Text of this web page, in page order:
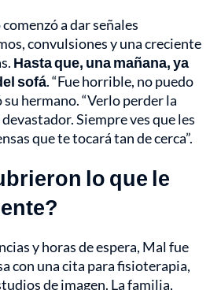
a dar señales
convulsiones y una creciente
Hasta que, una mañana, ya
sofá. “Fue horrible, no puedo
hermano. “Verlo perder la
Siempre ves que les
que te tocará tan de cerca”.
lo que le
y horas de espera, Mal fue
con una cita para fisioterapia,
de imagen. La familia,